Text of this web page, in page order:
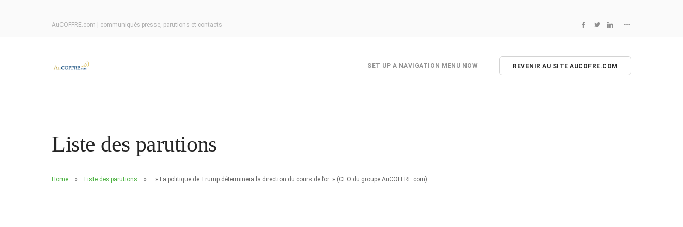
AuCOFFRE.com | communiqués presse, parutions et contacts
SET UP A NAVIGATION MENU NOW REVENIR AU SITE AUCOFRE.COM
Liste des parutions
Home Liste des parutions » La politique de Trump déterminera la direction du cours de l’or » (CEO du groupe AuCOFFRE.com)